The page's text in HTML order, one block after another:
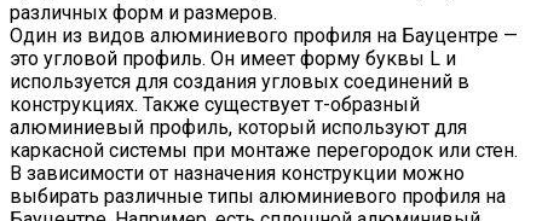
различных форм и размеров.
Один из видов алюминиевого профиля на Бауцентре —
это угловой профиль. Он имеет форму буквы L и
используется для создания угловых соединений в
конструкциях. Также существует т-образный
алюминиевый профиль, который используют для
каркасной системы при монтаже перегородок или стен.
В зависимости от назначения конструкции можно
выбирать различные типы алюминиевого профиля на